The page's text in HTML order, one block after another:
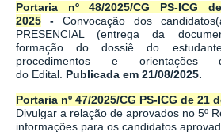
Portaria nº 48/2025/CG PS-ICG
2025
- Convocação dos
PRESENCIAL (entrega da
formação do dossiê do
procedimentos e
do Edital. Publicada em 21/08/2025.
Portaria nº 47/2025/CG PS-ICG de 21
Divulgar a relação de aprovados no 5º
informações para os candidatos